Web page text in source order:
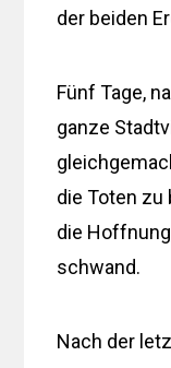
der beiden
Fünf Tage,
ganze
die Toten zu
die
schwand.
Nach der